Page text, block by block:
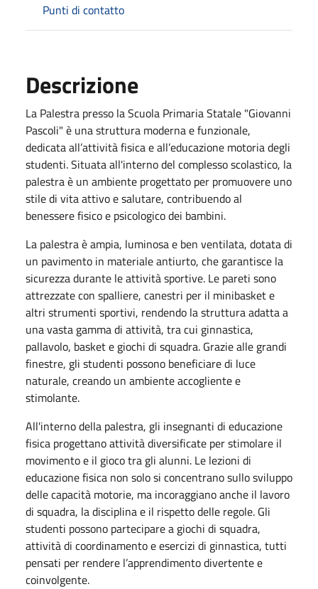
Punti di contatto
Descrizione
La Palestra presso la Scuola Primaria Statale "Giovanni
Pascoli" è una struttura moderna e funzionale,
dedicata all’attività fisica e all’educazione motoria degli
studenti. Situata all'interno del complesso scolastico, la
palestra è un ambiente progettato per promuovere uno
stile di vita attivo e salutare, contribuendo al
benessere fisico e psicologico dei bambini.
La palestra è ampia, luminosa e ben ventilata, dotata di
un pavimento in materiale antiurto, che garantisce la
sicurezza durante le attività sportive. Le pareti sono
attrezzate con spalliere, canestri per il minibasket e
altri strumenti sportivi, rendendo la struttura adatta a
una vasta gamma di attività, tra cui ginnastica,
pallavolo, basket e giochi di squadra. Grazie alle grandi
finestre, gli studenti possono beneficiare di luce
naturale, creando un ambiente accogliente e
stimolante.
All'interno della palestra, gli insegnanti di educazione
fisica progettano attività diversificate per stimolare il
movimento e il gioco tra gli alunni. Le lezioni di
educazione fisica non solo si concentrano sullo sviluppo
delle capacità motorie, ma incoraggiano anche il lavoro
di squadra, la disciplina e il rispetto delle regole. Gli
studenti possono partecipare a giochi di squadra,
attività di coordinamento e esercizi di ginnastica, tutti
pensati per rendere l’apprendimento divertente e
coinvolgente.